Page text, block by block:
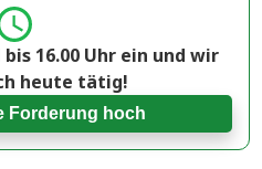
16.00 Uhr ein und wir
heute tätig!
Forderung hoch